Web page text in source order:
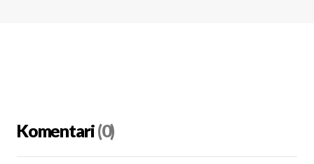
Komentari(0)